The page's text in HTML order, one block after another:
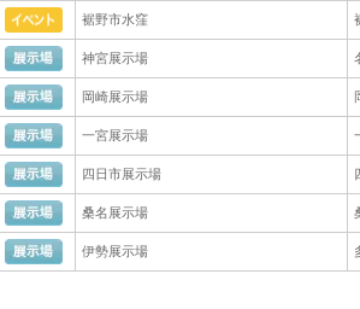
裾野市水窪
神宮展示場
岡崎展示場
一宮展示場
四日市展示場
桑名展示場
伊勢展示場